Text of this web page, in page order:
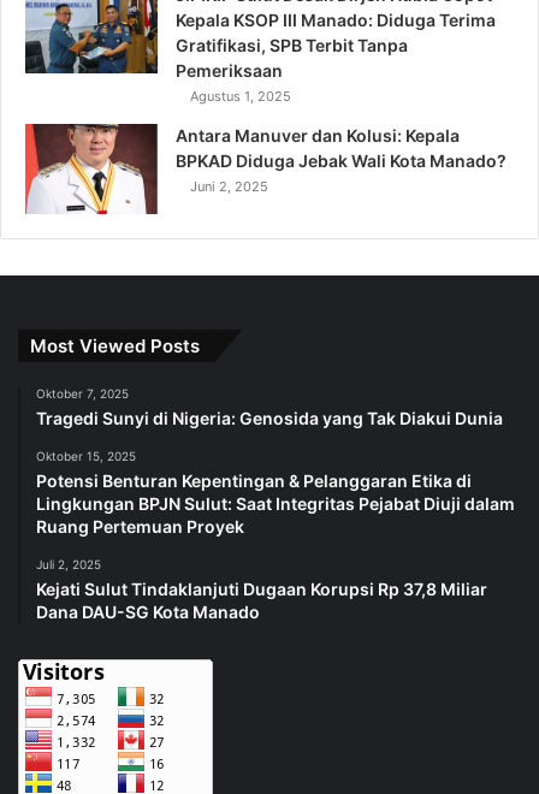
Kepala KSOP III Manado: Diduga Terima
Gratifikasi, SPB Terbit Tanpa
Pemeriksaan
Agustus 1, 2025
Antara Manuver dan Kolusi: Kepala
BPKAD Diduga Jebak Wali Kota Manado?
Juni 2, 2025
Most Viewed Posts
Oktober 7, 2025
Tragedi Sunyi di Nigeria: Genosida yang Tak Diakui Dunia
Oktober 15, 2025
Potensi Benturan Kepentingan & Pelanggaran Etika di
Lingkungan BPJN Sulut: Saat Integritas Pejabat Diuji dalam
Ruang Pertemuan Proyek
Juli 2, 2025
Kejati Sulut Tindaklanjuti Dugaan Korupsi Rp 37,8 Miliar
Dana DAU-SG Kota Manado